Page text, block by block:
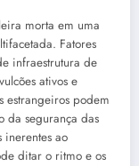
morta em uma
Fatores
infraestrutura de
ativos e
estrangeiros podem
da segurança das
ao
ditar o ritmo e os